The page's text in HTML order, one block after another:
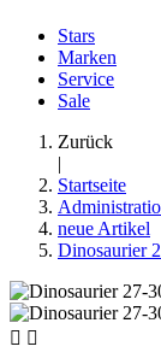
Stars
Marken
Service
Sale
Zurück
|
Startseite
neue Artikel
Dinosaurier
 